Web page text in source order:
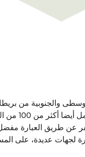
والجنوبية من
عن طريق العبارة
لجهات عديدة، على